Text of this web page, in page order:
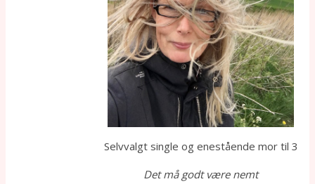
Selvvalgt single og enestående mor til 3
Det må godt være nemt